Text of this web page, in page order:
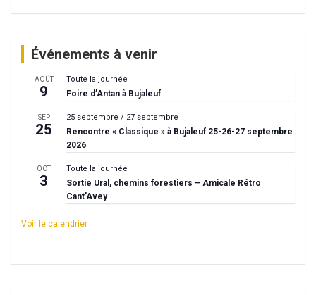
l’article
Événements à venir
AOÛT
9
Toute la journée
Foire d’Antan à Bujaleuf
SEP
25
25 septembre / 27 septembre
Rencontre « Classique » à Bujaleuf 25-26-27 septembre
2026
OCT
3
Toute la journée
Sortie Ural, chemins forestiers – Amicale Rétro
Cant’Avey
Voir le calendrier